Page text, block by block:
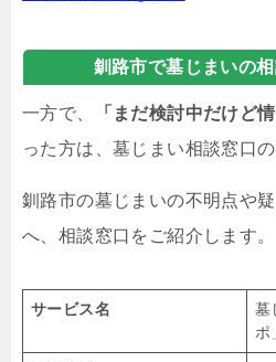
釧路市で墓じまいの
一方で、 「まだ検討中だけど
った方は、墓じまい相談窓口
釧路市の墓じまいの不明点や
へ、相談窓口をご紹介します。
サービス名
墓
ポ